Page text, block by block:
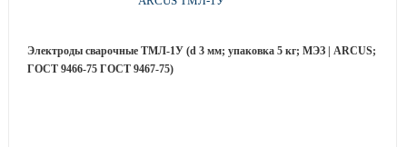
Электроды сварочные ТМЛ-1У (d 3 мм; упаковка 5 кг; МЭЗ | ARCUS;
ГОСТ 9466-75 ГОСТ 9467-75)